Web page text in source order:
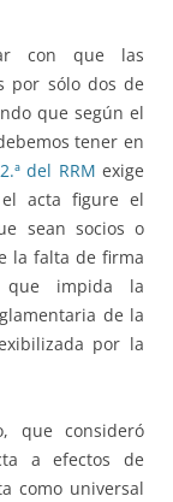
con que las
por sólo dos de
que según el
tener en
del RRM exige
acta figure el
sean socios o
la falta de firma
impida la
de la
por la
que consideró
a efectos de
como universal